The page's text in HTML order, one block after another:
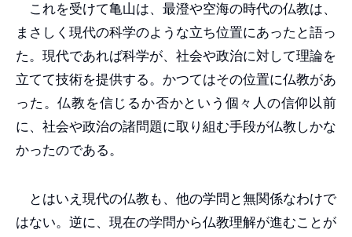
これを受けて亀山は、最澄や空海の時代の仏教は、
まさしく現代の科学のような立ち位置にあったと語っ
た。現代であれば科学が、社会や政治に対して理論を
立てて技術を提供する。かつてはその位置に仏教があ
った。仏教を信じるか否かという個々人の信仰以前
に、社会や政治の諸問題に取り組む手段が仏教しかな
かったのである。
とはいえ現代の仏教も、他の学問と無関係なわけで
はない。逆に、現在の学問から仏教理解が進むことが